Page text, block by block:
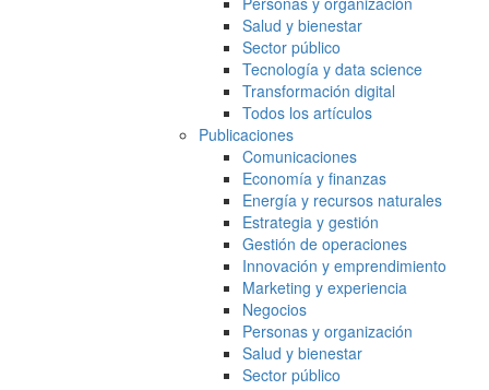
Salud y bienestar
Sector público
Tecnología y data science
Transformación digital
Todos los artículos
Publicaciones
Comunicaciones
Economía y finanzas
Energía y recursos naturales
Estrategia y gestión
Gestión de operaciones
Innovación y emprendimiento
Marketing y experiencia
Negocios
Personas y organización
Salud y bienestar
Sector público